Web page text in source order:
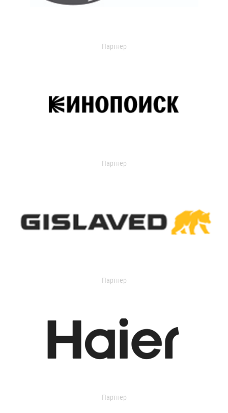
Партнер
Партнер
Партнер
Партнер